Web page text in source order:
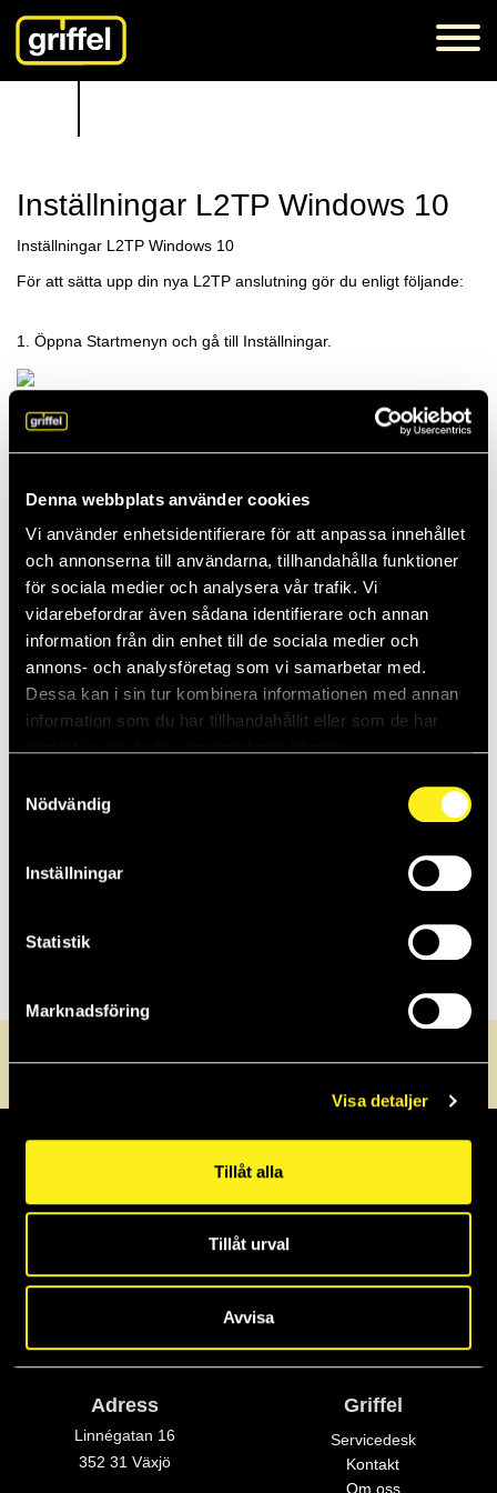
Denna webbplats använder cookies
Vi använder enhetsidentifierare för att anpassa innehållet
och annonserna till användarna, tillhandahålla funktioner
för sociala medier och analysera vår trafik. Vi
vidarebefordrar även sådana identifierare och annan
information från din enhet till de sociala medier och
annons- och analysföretag som vi samarbetar med.
Dessa kan i sin tur kombinera informationen med annan
information som du har tillhandahållit eller som de har
Nödvändig
Inställningar
Statistik
Marknadsföring
Visa detaljer
Tillåt alla
Tillåt urval
Avvisa
Inställningar L2TP Windows 10
Inställningar L2TP Windows 10
För att sätta upp din nya L2TP anslutning gör du enligt följande:
1. Öppna Startmenyn och gå till Inställningar.
2. Gå in på kategorin ”Nätverk och Internet”.
3. Välj ”VPN” i listen till vänster.
4. Fyll i uppgifterna som vi skickat med i mailet enligt bilden.
Spara sedan.
5. Anslut genom att klicka på nätverksikonen nere i det högra
hörnet av skärmen, nära klockan. Välj din VPN-anslutning i listan
0470-72 30 40 info@griffel.se Servicedesk
Adress
Linnégatan 16
352 31 Växjö
Griffel
Servicedesk
Kontakt
Om oss